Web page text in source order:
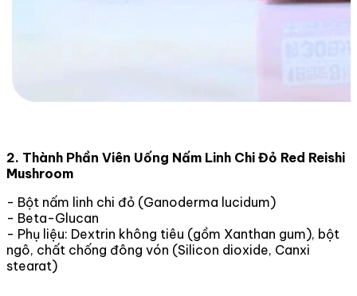
2. Thành Phần Viên Uống Nấm Linh Chi Đỏ Red Reishi
Mushroom
- Bột nấm linh chi đỏ (Ganoderma lucidum)
- Beta-Glucan
- Phụ liệu: Dextrin không tiêu (gồm Xanthan gum), bột
ngô, chất chống đông vón (Silicon dioxide, Canxi
stearat)